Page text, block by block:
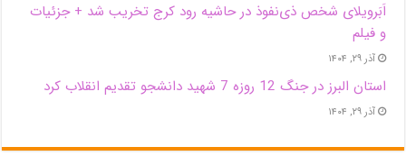
اَبَر‌ویلای شخص ذی‌نفوذ در حاشیه‌ رود کرج تخریب شد + جزئیات
و فیلم
آذر ۲۹, ۱۴۰۴
استان البرز در جنگ 12 روزه 7 شهید دانشجو تقدیم انقلاب کرد
آذر ۲۹, ۱۴۰۴